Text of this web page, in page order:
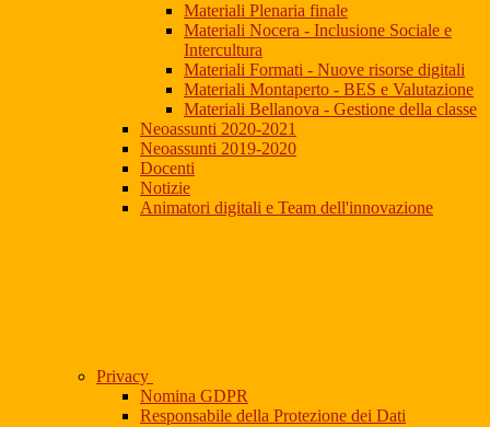
Materiali Plenaria finale
Materiali Nocera - Inclusione Sociale e
Intercultura
Materiali Formati - Nuove risorse digitali
Materiali Montaperto - BES e Valutazione
Materiali Bellanova - Gestione della classe
Neoassunti 2020-2021
Neoassunti 2019-2020
Docenti
Notizie
Animatori digitali e Team dell'innovazione
Privacy
Nomina GDPR
Responsabile della Protezione dei Dati